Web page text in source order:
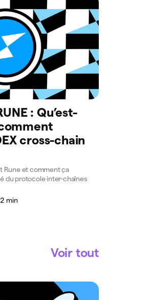
: Qu’est-
cross-chain
Rune et comment ça
du protocole inter-chaînes
min
Voir tout